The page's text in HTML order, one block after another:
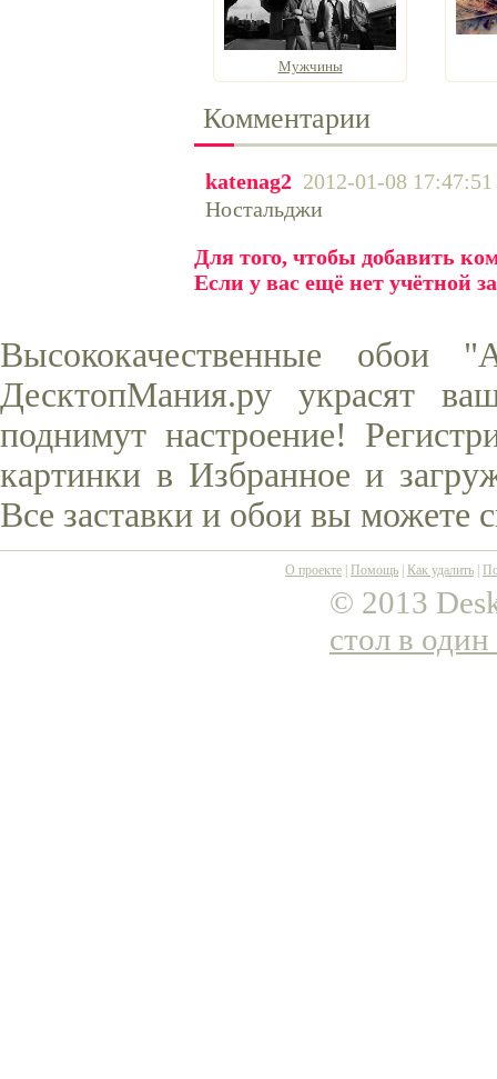
Мужчины
Комментарии
katenag2 2012-01-08 17:47:51
Ностальджи
Для того, чтобы добавить
Если у вас ещё нет учётной
Высококачественные обои
ДесктопМания.ру украсят
поднимут настроение!
картинки в Избранное и
Все заставки и обои вы можете
О проекте Помощь Как удалить
© 2013
стол в